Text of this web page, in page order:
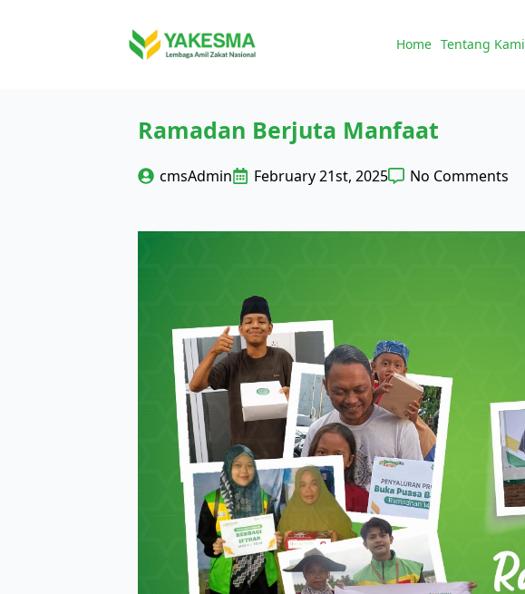
Home Tentang Kami
Ramadan Berjuta Manfaat
cmsAdmin February 21st, 2025 No Comments